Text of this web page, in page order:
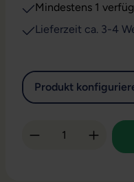
Mindestens 1
Lieferzeit ca. 3-4
Produkt
Produkt